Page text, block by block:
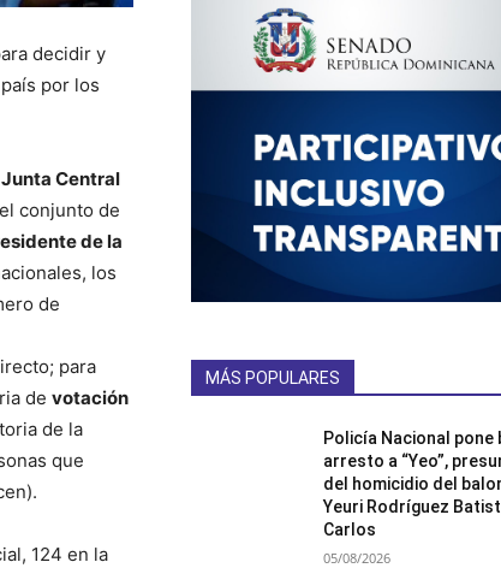
decidir y
por los
Junta Central
conjunto de
de la
los
de
para
de votación
de la
que
124 en la
MÁS POPULARES
Policía Nacional pone
arresto a “Yeo”,
del homicidio del
Yeuri Rodríguez
Carlos
05/08/2026